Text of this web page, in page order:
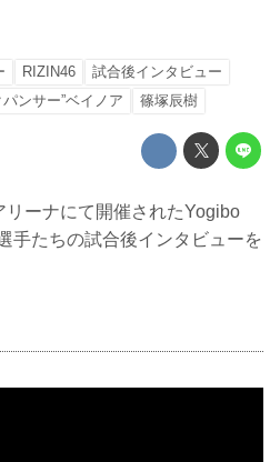
RIZIN46
試合後インタビュー
パンサー”ベイノア 篠塚辰樹
ーナにて開催されたYogibo
手たちの試合後インタビューを